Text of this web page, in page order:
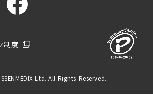
制度
Ltd. All Rights Reserved.